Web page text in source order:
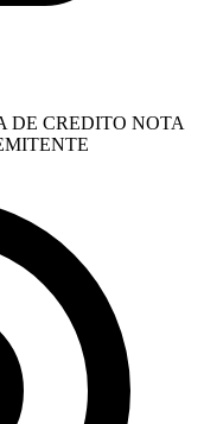
DE CREDITO NOTA